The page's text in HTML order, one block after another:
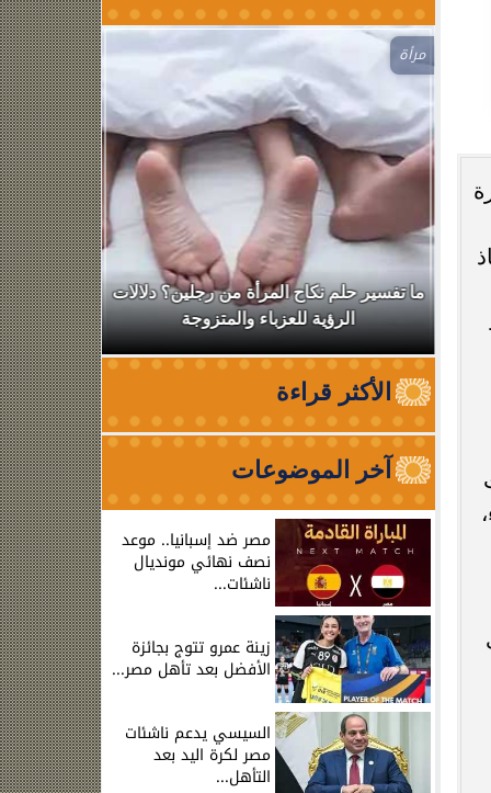
مرأة
ما تفسير حلم نكاح المرأة من رجلين؟ دلالات
الرؤية للعزباء والمتزوجة
نقابة
من
الأكثر قراءة
آخر الموضوعات
مصر ضد إسبانيا.. موعد
نصف نهائي مونديال
ناشئات...
زينة عمرو تتوج بجائزة
الأفضل بعد تأهل مصر...
السيسي يدعم ناشئات
مصر لكرة اليد بعد
التأهل...